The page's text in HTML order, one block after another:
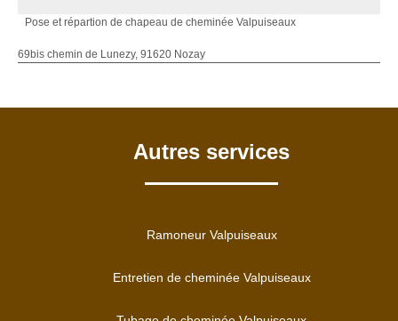
Pose et répartion de chapeau de cheminée Valpuiseaux
69bis chemin de Lunezy, 91620 Nozay
Autres services
Ramoneur Valpuiseaux
Entretien de cheminée Valpuiseaux